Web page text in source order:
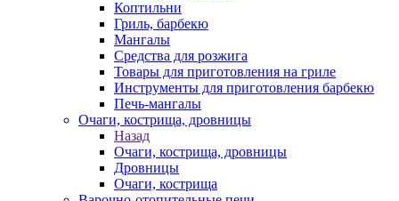
Коптильни
Гриль, барбекю
Мангалы
Средства для розжига
Товары для приготовления на гриле
Инструменты для приготовления барбекю
Печь-мангалы
Очаги, кострища, дровницы
Назад
Очаги, кострища, дровницы
Дровницы
Очаги, кострища